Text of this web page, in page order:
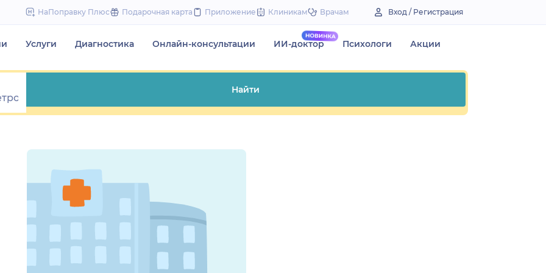
to
НаПоправку Плюс Подарочная карта Приложение Клиникам Врачам Вход / Регистрация
Услуги Диагностика Онлайн-консультации ИИ-доктор Психологи Акции
Найти